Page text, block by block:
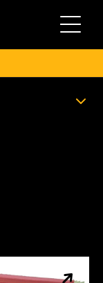
切換導航